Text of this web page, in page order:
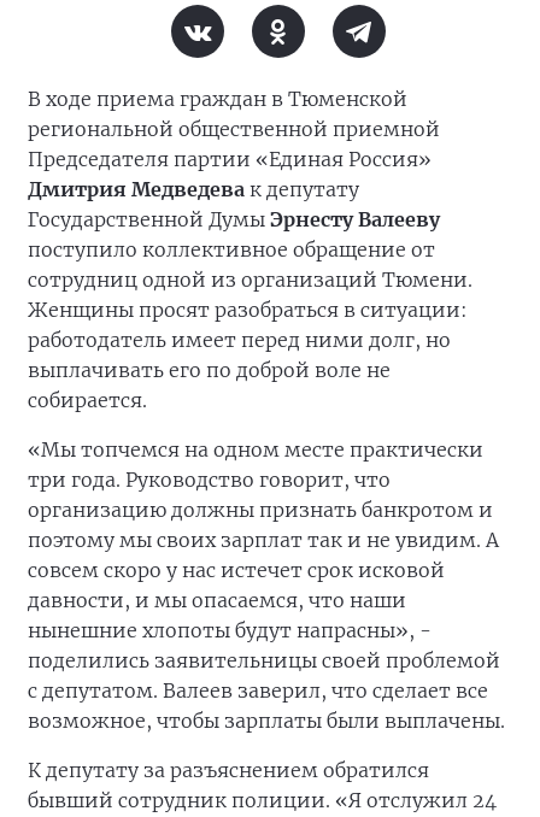
В ходе приема граждан в Тюменской
региональной общественной приемной
Председателя партии «Единая Россия»
Дмитрия Медведева к депутату
Государственной Думы Эрнесту Валееву
поступило коллективное обращение от
сотрудниц одной из организаций Тюмени.
Женщины просят разобраться в ситуации:
работодатель имеет перед ними долг, но
выплачивать его по доброй воле не
собирается.
«Мы топчемся на одном месте практически
три года. Руководство говорит, что
организацию должны признать банкротом и
поэтому мы своих зарплат так и не увидим. А
совсем скоро у нас истечет срок исковой
давности, и мы опасаемся, что наши
нынешние хлопоты будут напрасны», -
поделились заявительницы своей проблемой
с депутатом. Валеев заверил, что сделает все
возможное, чтобы зарплаты были выплачены.
К депутату за разъяснением обратился
бывший сотрудник полиции. «Я отслужил 24